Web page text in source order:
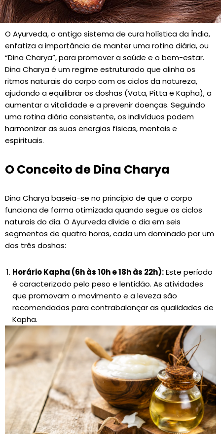
O Ayurveda, o antigo sistema de cura holística da Índia,
enfatiza a importância de manter uma rotina diária, ou
“Dina Charya”, para promover a saúde e o bem-estar.
Dina Charya é um regime estruturado que alinha os
ritmos naturais do corpo com os ciclos da natureza,
ajudando a equilibrar os doshas (Vata, Pitta e Kapha), a
aumentar a vitalidade e a prevenir doenças. Seguindo
uma rotina diária consistente, os indivíduos podem
harmonizar as suas energias físicas, mentais e
espirituais.
O Conceito de Dina Charya
Dina Charya baseia-se no princípio de que o corpo
funciona de forma otimizada quando segue os ciclos
naturais do dia. O Ayurveda divide o dia em seis
segmentos de quatro horas, cada um dominado por um
dos três doshas:
Horário Kapha (6h às 10h e 18h às 22h):Este período
é caracterizado pelo peso e lentidão. As atividades
que promovam o movimento e a leveza são
recomendadas para contrabalançar as qualidades de
Kapha.